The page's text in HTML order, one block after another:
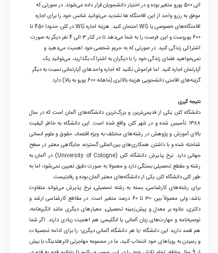
الی 500 یورو متغیر بوده و در اختیار دانشجویان قرار داده می‌شوند. در صورتی که
موفق به رزرو واحد از این اقامتگاه ها نشدید می‌توانید شانس خود را برای اجاره
اقامتگاه‌های خصوصی یا WG امتحان کنید. هزینه اجاره WG در کلن حدودا 450 تا
600 یوروست و این فرصت را به شما می‌دهد تا در کنار 3 الی 4 نفر دیگر به صورت
اشتراکی زندگی کنید. در صورتی که به حریم شخصی خود اهمیت می‌دهید و
نمی‌خواهید فضای زندگی خود را با دیگران به اشتراک بگذارید، می‌توانید یک
آپارتمان اجاره کنید. اما فراموش نکنید که اجاره واحدهای آپارتمانی نسبت به دیگر
گزینه‌های اقامتی دانشجویی هزینه بالاتری (ماهانه 600 یورو به بالا) دارد.
نتیجه گیری
دانشگاه کلن یکی از قدیمی‌ترین و بزرگ‌ترین دانشگاه‌های آلمان است که در سال
۱۳۸۸ تأسیس شده و در شهر کلن واقع شده است. این دانشگاه به خاطر کیفیت
بالای آموزش و پژوهش در رشته‌های مختلف به ویژه اقتصاد، حقوق و علوم انسانی
شناخته شده و با داشتن همکاری‌های بین‌المللی گسترده، جایگاهی معتبر در سطح
جهانی دارد. نرخ پذیرش دانشگاه کلن (University of Cologne) در آلمان به
رشته و مقطع تحصیلی بستگی دارد و معمولا به صورت دقیق تعیین نمی‌شود؛ اما به
طور کلی دانشگاه کلن یکی از دانشگاه‌های معتبر آلمان بوده و رقابتیست.
برای رشته‌های کارشناسی، بسته به رشته تحصیلی، نرخ پذیرش می‌تواند متفاوت
باشد؛ ولی معمولاً بین 30 تا 60 درصد متغیر است. در مقاطع کارشناسی ارشد و
دکتری، علاوه بر معدل و پیش‌زمینه تحصیلی، معیارهای دیگری مانند انگیزه‌نامه،
توصیه‌نامه و مهارت‌های زبان آلمانی یا انگلیسی هم اهمیت زیادی دارند. اگر شما
هم قصد دارید این دانشگاه -یا هر دانشگاه آلمانی دیگری- را برای ادامه تحصیلات
و رسیدن به رویاهای خود انتخاب کنید، ما در مجموعه مهاجرتی لانرهلدینگ با بیش